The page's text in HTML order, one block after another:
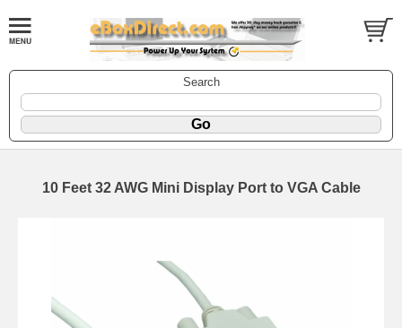
Search
10 Feet 32 AWG Mini Display Port to VGA Cable